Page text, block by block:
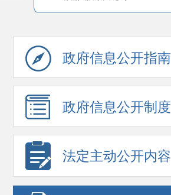
政府信息公开指南
政府信息公开制度
法定主动公开内容